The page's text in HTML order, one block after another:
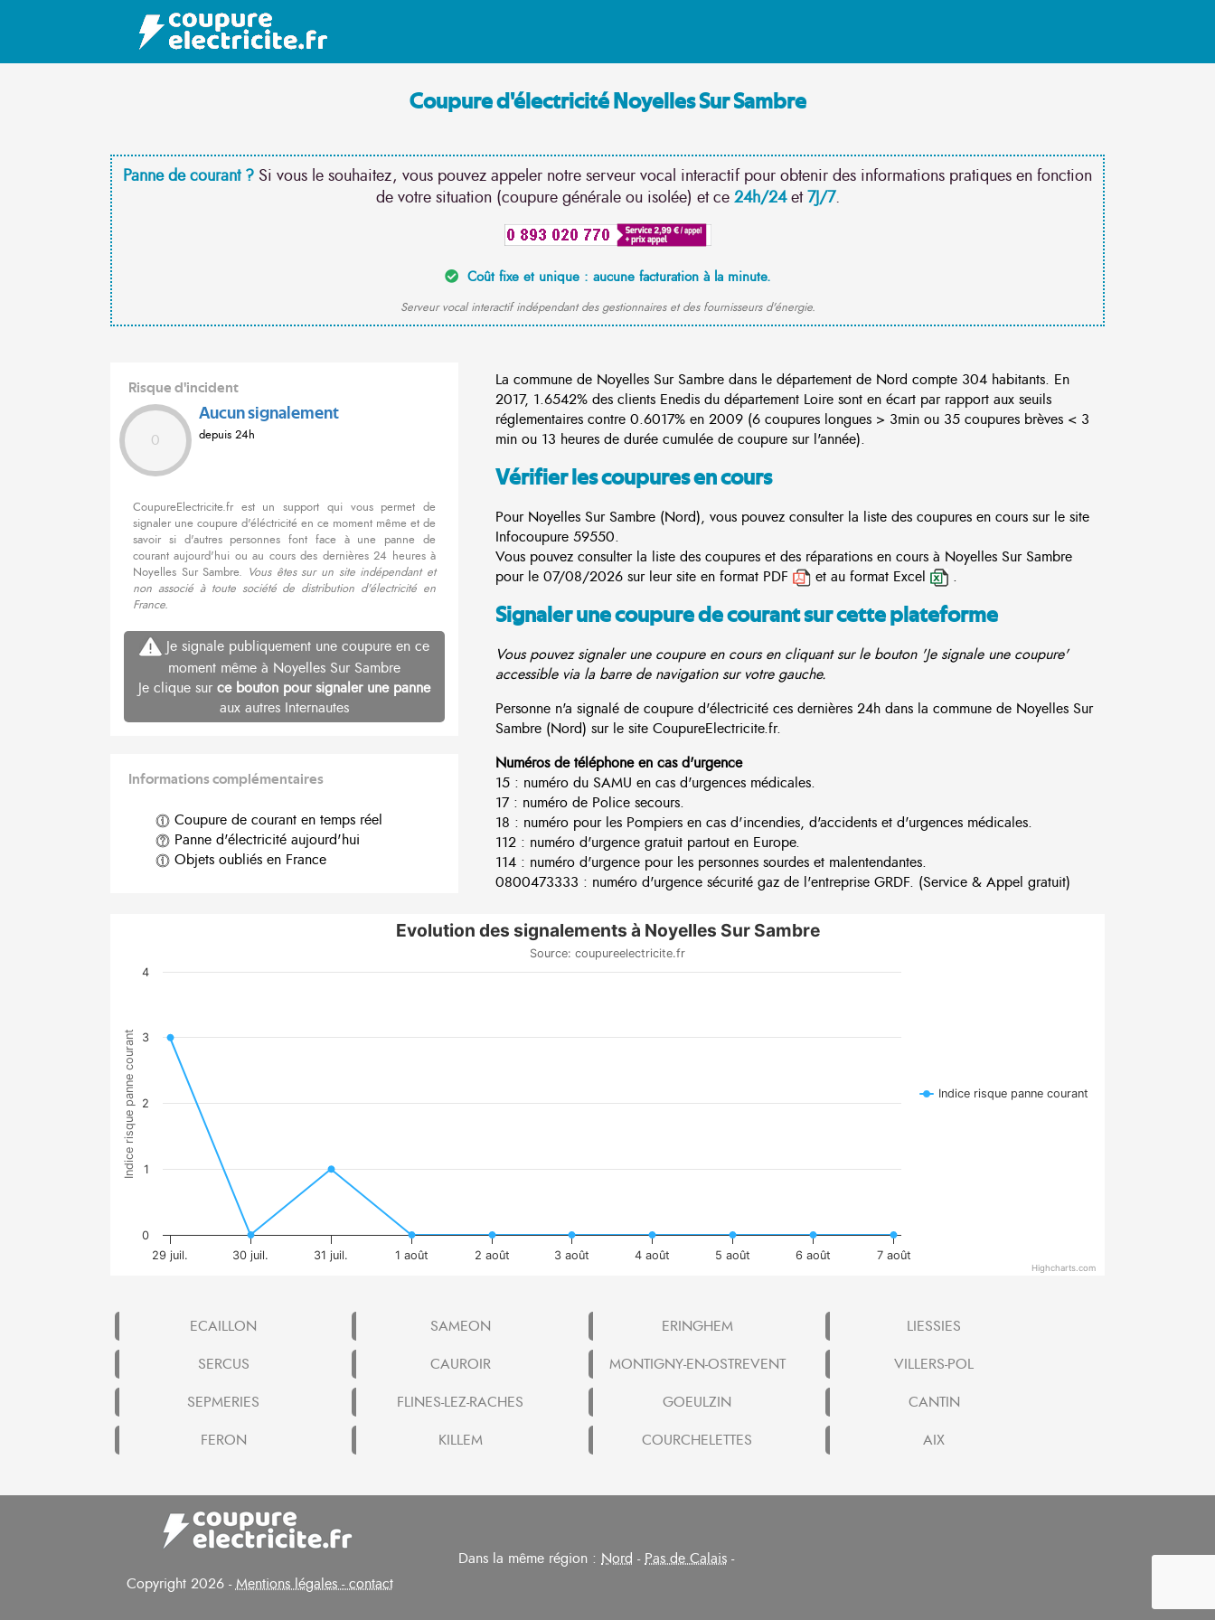
Coupure d'électricité Noyelles Sur Sambre
Panne de courant ? Si vous le souhaitez, vous pouvez appeler notre serveur vocal interactif pour obtenir des informations pratiques en fonction
de votre situation (coupure générale ou isolée) et ce 24h/24et7J/7.
Coût fixe et unique : aucune facturation à la minute.
Serveur vocal interactif indépendant des gestionnaires et des fournisseurs d'énergie.
Risque d'incident
0
Aucun signalement
depuis 24h
CoupureElectricite.fr est un support qui vous permet de
signaler une coupure d'éléctricité en ce moment même et de
savoir si d'autres personnes font face à une panne de
courant aujourd'hui ou au cours des dernières 24 heures à
Noyelles Sur Sambre. Vous êtes sur un site indépendant et
non associé à toute société de distribution d'électricité en
France.
Je signale publiquement une coupure en ce
moment même à Noyelles Sur Sambre
Je clique sur ce bouton pour signaler une panne
aux autres Internautes
Informations complémentaires
Coupure de courant en temps réel
Panne d'électricité aujourd'hui
Objets oubliés en France
La commune de Noyelles Sur Sambre dans le département de Nord compte 304 habitants. En
2017, 1.6542% des clients Enedis du département Loire sont en écart par rapport aux seuils
réglementaires contre 0.6017% en 2009 (6 coupures longues > 3min ou 35 coupures brèves < 3
min ou 13 heures de durée cumulée de coupure sur l'année).
Vérifier les coupures en cours
Pour Noyelles Sur Sambre (Nord), vous pouvez consulter la liste des coupures en cours sur le site
Infocoupure 59550.
Vous pouvez consulter la liste des coupures et des réparations en cours à Noyelles Sur Sambre
pour le 07/08/2026 sur leur site en format PDF
et au format Excel .
Signaler une coupure de courant sur cette plateforme
Vous pouvez signaler une coupure en cours en cliquant sur le bouton 'Je signale une coupure'
accessible via la barre de navigation sur votre gauche.
Personne n'a signalé de coupure d'électricité ces dernières 24h dans la commune de Noyelles Sur
Sambre (Nord) sur le site CoupureElectricite.fr.
Numéros de téléphone en cas d'urgence
15 : numéro du SAMU en cas d'urgences médicales.
17 : numéro de Police secours.
18 : numéro pour les Pompiers en cas d'incendies, d'accidents et d'urgences médicales.
112 : numéro d'urgence gratuit partout en Europe.
114 : numéro d'urgence pour les personnes sourdes et malentendantes.
0800473333 : numéro d'urgence sécurité gaz de l'entreprise GRDF. (Service & Appel gratuit)
Indice risque panne courant
Evolution des signalements à Noyelles Sur Sambre
Source: coupureelectricite.fr
Indice risque panne courant
29 juil. 30 juil. 31 juil. 1 août 2 août 3 août 4 août 5 août 6 août 7 août
0
1
2
3
4
Highcharts.com
ECAILLON SAMEON ERINGHEM
LIESSIES
SERCUS
CAUROIR MONTIGNY-EN-OSTREVENT
VILLERS-POL
SEPMERIES
FLINES-LEZ-RACHES GOEULZIN
CANTIN
FERON
KILLEM COURCHELETTES AIX
Copyright 2026 -Mentions légales - contact
Dans la même région : Nord -Pas de Calais -